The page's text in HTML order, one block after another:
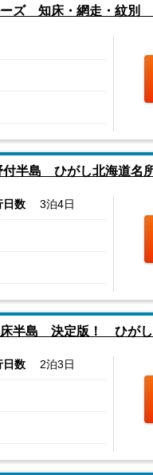
ーズ 知床・網走・紋別
付半島 ひがし北海道名
日数 3泊4日
床半島 決定版！ ひが
日数 2泊3日